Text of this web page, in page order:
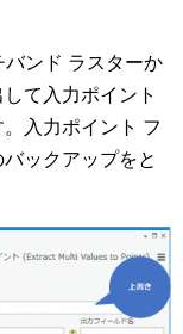
ンド ラスターか
て入力ポイント
入力ポイント フ
ックアップをと